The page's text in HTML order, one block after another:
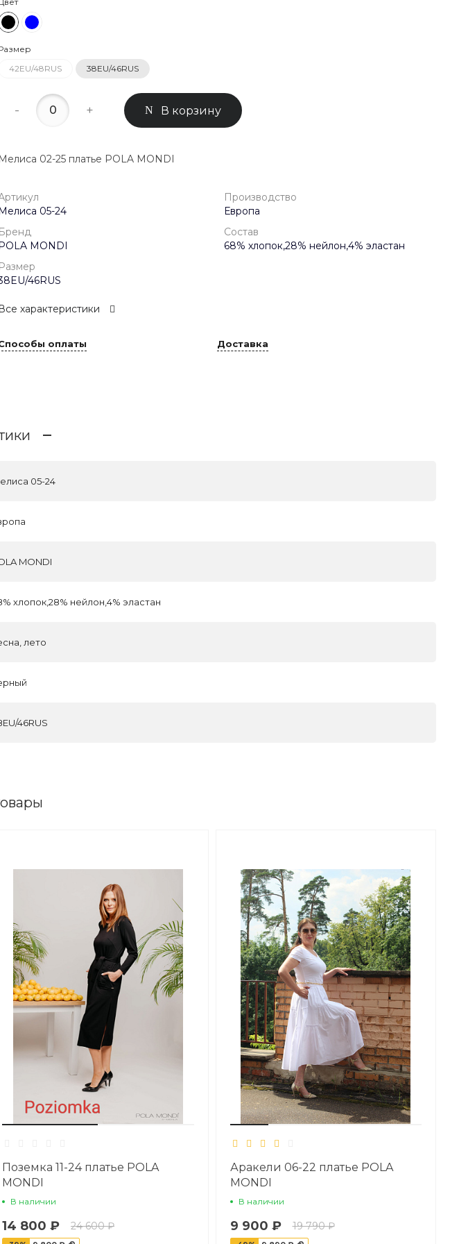
Школьная, дом 93к2
Сб-Вс Выходной
42EU/48RUS
38EU/46RUS
- + В корзину
Мелиса 02-25 платье POLA MONDI
05-24
Производство
Европа
Бренд
MONDI
Состав
68% хлопок,28% нейлон,4% эластан
Размер
46RUS
Все характеристики
оплаты Доставка
05-24
MONDI
хлопок,28% нейлон,4% эластан
лето
46RUS
Поземка 11-24 платье POLA
MONDI
В наличии
14 800 ₽ 24 600 ₽
Аракели 06-22 платье POLA
MONDI
В наличии
9 900 ₽ 19 790 ₽